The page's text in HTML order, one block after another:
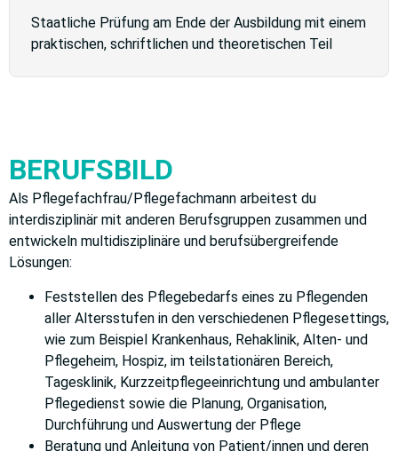
Staatliche Prüfung am Ende der Ausbildung mit einem
praktischen, schriftlichen und theoretischen Teil
BERUFSBILD
Als Pflegefachfrau/Pflegefachmann arbeitest du
interdisziplinär mit anderen Berufsgruppen zusammen und
entwickeln multidisziplinäre und berufsübergreifende
Lösungen:
Feststellen des Pflegebedarfs eines zu Pflegenden
aller Altersstufen in den verschiedenen Pflegesettings,
wie zum Beispiel Krankenhaus, Rehaklinik, Alten- und
Pflegeheim, Hospiz, im teilstationären Bereich,
Tagesklinik, Kurzzeitpflegeeinrichtung und ambulanter
Pflegedienst sowie die Planung, Organisation,
Durchführung und Auswertung der Pflege
Beratung und Anleitung von Patient/innen und deren